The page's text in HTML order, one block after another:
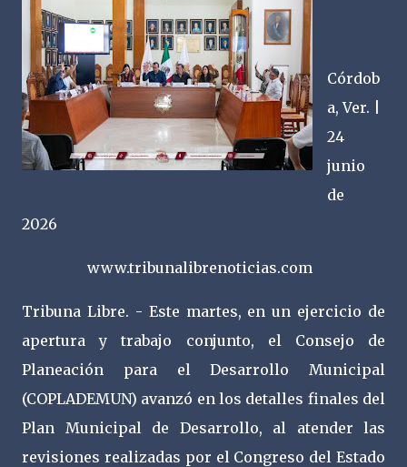
Córdob
a, Ver. |
24
junio
de
2026
www.tribunalibrenoticias.com
Tribuna Libre. - Este martes, en un ejercicio de
apertura y trabajo conjunto, el Consejo de
Planeación para el Desarrollo Municipal
(COPLADEMUN) avanzó en los detalles finales del
Plan Municipal de Desarrollo, al atender las
revisiones realizadas por el Congreso del Estado